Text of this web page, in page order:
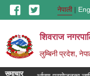
Skip to main contentनेपाली
शिवराज
लुम्बिनी प्रदेश,
समाचार